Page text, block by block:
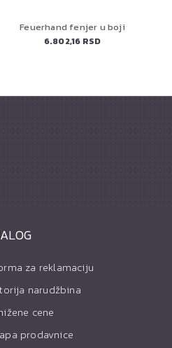
Feuerhand fenjer u boji
6.802,16 RSD
za reklamaciju
narudžbina
cene
prodavnice